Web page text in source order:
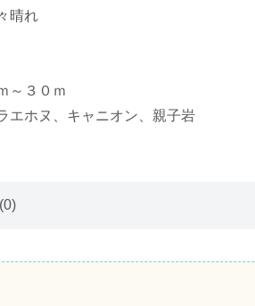
晴れ
～３０ｍ
エホヌ、キャニオン、親子岩
(0)